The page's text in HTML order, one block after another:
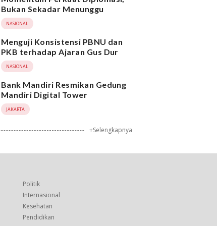
Bukan Sekadar Menunggu
NASIONAL
Menguji Konsistensi PBNU dan
PKB terhadap Ajaran Gus Dur
NASIONAL
Bank Mandiri Resmikan Gedung
Mandiri Digital Tower
JAKARTA
+Selengkapnya
Politik
Internasional
Kesehatan
Pendidikan